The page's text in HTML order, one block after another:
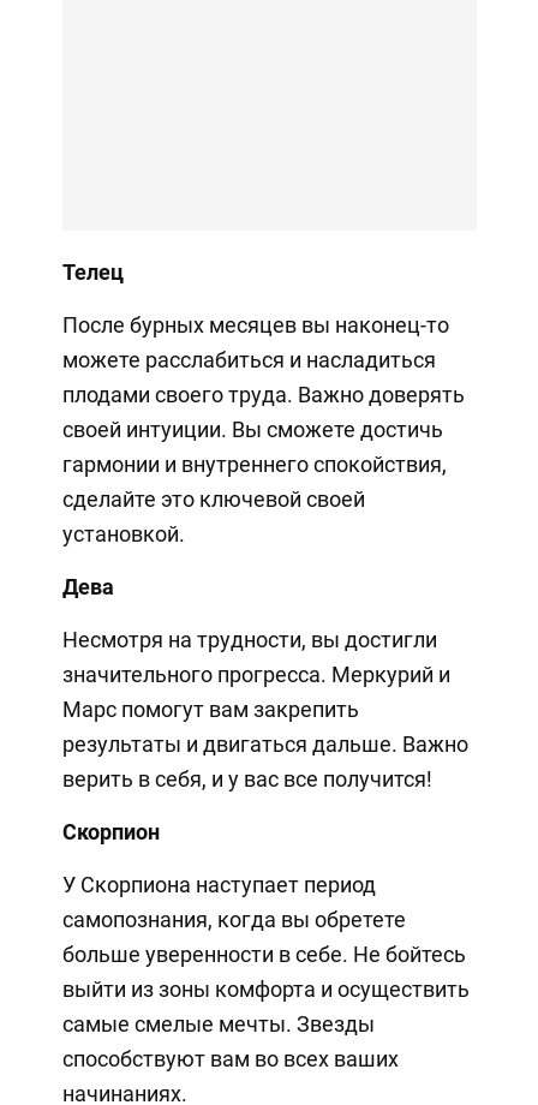
Телец
После бурных месяцев вы наконец-то
можете расслабиться и насладиться
плодами своего труда. Важно доверять
своей интуиции. Вы сможете достичь
гармонии и внутреннего спокойствия,
сделайте это ключевой своей
установкой.
Дева
Несмотря на трудности, вы достигли
значительного прогресса. Меркурий и
Марс помогут вам закрепить
результаты и двигаться дальше. Важно
верить в себя, и у вас все получится!
Скорпион
У Скорпиона наступает период
самопознания, когда вы обретете
больше уверенности в себе. Не бойтесь
выйти из зоны комфорта и осуществить
самые смелые мечты. Звезды
способствуют вам во всех ваших
начинаниях.